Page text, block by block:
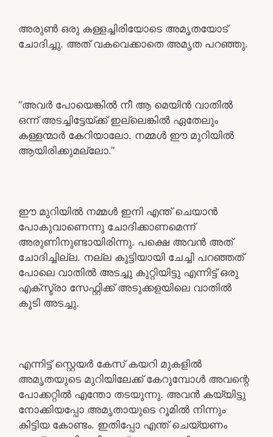
അരുൺ ഒരു കള്ളച്ചിരിയോടെ അമൃതയോട്
ചോദിച്ചു. അത് വകവെക്കാതെ അമൃത പറഞ്ഞു.
“അവർ പോയെങ്കിൽ നീ ആ മെയിൻ വാതിൽ
ഒന്ന് അടച്ചിട്ടേയ്ക്ക് ഇല്ലെങ്കിൽ ഏതേലും
കള്ളന്മാർ കേറിയാലോ. നമ്മൾ ഈ മുറിയിൽ
ആയിരിക്കുമല്ലോ.”
ഈ മുറിയിൽ നമ്മൾ ഇനി എന്ത് ചെയാൻ
പോകുവാണെന്നു ചോദിക്കാണമെന്ന്
അരുണിനുണ്ടായിരിന്നു. പക്ഷെ അവൻ അത്
ചോദിച്ചില്ല. നല്ല കുട്ടിയായി ചേച്ചി പറഞ്ഞത്
പോലെ വാതിൽ അടച്ചു കുറ്റിയിട്ടു എന്നിട്ട് ഒരു
എക്സ്ട്രാ സേഫ്റ്റിക്ക് അടുക്കളയിലെ വാതിൽ
കൂടി അടച്ചു.
എന്നിട്ട് സ്റ്റെയർ കേസ് കയറി മുകളിൽ
അമൃതയുടെ മുറിയിലേക്ക് കേറുമ്പോൾ അവന്റെ
പോക്കറ്റിൽ എന്തോ തടയുന്നു. അവൻ കയ്യിട്ടു
നോക്കിയപ്പോ അമൃതായുടെ റൂമിൽ നിന്നും
കിട്ടിയ കോണ്ടം. ഇതിപ്പോ എന്ത് ചെയ്യണം